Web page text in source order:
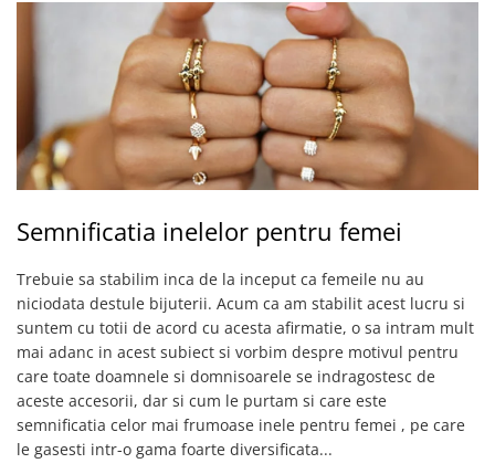
Semnificatia inelelor pentru femei
Trebuie sa stabilim inca de la inceput ca femeile nu au
niciodata destule bijuterii. Acum ca am stabilit acest lucru si
suntem cu totii de acord cu acesta afirmatie, o sa intram mult
mai adanc in acest subiect si vorbim despre motivul pentru
care toate doamnele si domnisoarele se indragostesc de
aceste accesorii, dar si cum le purtam si care este
semnificatia celor mai frumoase inele pentru femei , pe care
le gasesti intr-o gama foarte diversificata...